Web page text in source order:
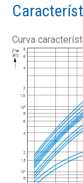
Curva